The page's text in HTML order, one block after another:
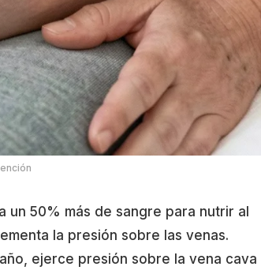
un 50% más de sangre para nutrir al
la presión sobre las venas.
ejerce presión sobre la vena cava